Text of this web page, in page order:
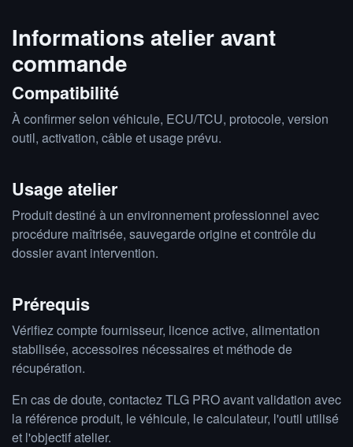
Informations atelier avant
commande
Compatibilité
À confirmer selon véhicule, ECU/TCU, protocole, version
outil, activation, câble et usage prévu.
Usage atelier
Produit destiné à un environnement professionnel avec
procédure maîtrisée, sauvegarde origine et contrôle du
dossier avant intervention.
Prérequis
Vérifiez compte fournisseur, licence active, alimentation
stabilisée, accessoires nécessaires et méthode de
récupération.
En cas de doute, contactez TLG PRO avant validation avec
la référence produit, le véhicule, le calculateur, l'outil utilisé
et l'objectif atelier.